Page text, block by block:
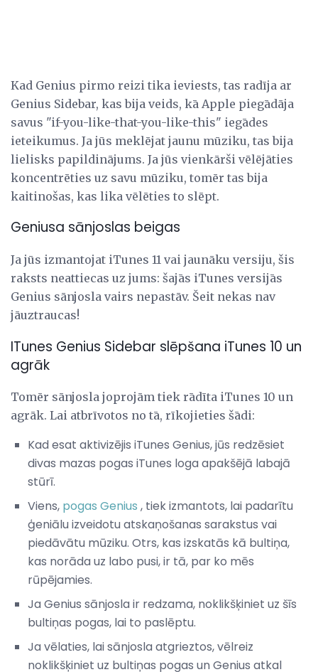
Kad Genius pirmo reizi tika ieviests, tas radīja ar
Genius Sidebar, kas bija veids, kā Apple piegādāja
savus "if-you-like-that-you-like-this" iegādes
ieteikumus. Ja jūs meklējat jaunu mūziku, tas bija
lielisks papildinājums. Ja jūs vienkārši vēlējāties
koncentrēties uz savu mūziku, tomēr tas bija
kaitinošas, kas lika vēlēties to slēpt.
Geniusa sānjoslas beigas
Ja jūs izmantojat iTunes 11 vai jaunāku versiju, šis
raksts neattiecas uz jums: šajās iTunes versijās
Genius sānjosla vairs nepastāv. Šeit nekas nav
jāuztraucas!
ITunes Genius Sidebar slēpšana iTunes 10 un
agrāk
Tomēr sānjosla joprojām tiek rādīta iTunes 10 un
agrāk. Lai atbrīvotos no tā, rīkojieties šādi:
Kad esat aktivizējis iTunes Genius, jūs redzēsiet
divas mazas pogas iTunes loga apakšējā labajā
stūrī.
Viens, pogas Genius , tiek izmantots, lai padarītu
ģeniālu izveidotu atskaņošanas sarakstus vai
piedāvātu mūziku. Otrs, kas izskatās kā bultiņa,
kas norāda uz labo pusi, ir tā, par ko mēs
rūpējamies.
Ja Genius sānjosla ir redzama, noklikšķiniet uz šīs
bultiņas pogas, lai to paslēptu.
Ja vēlaties, lai sānjosla atgrieztos, vēlreiz
noklikšķiniet uz bultiņas pogas un Genius atkal